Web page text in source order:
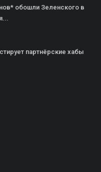
обошли Зеленского в
партнёрские хабы